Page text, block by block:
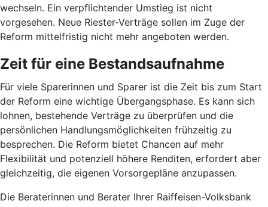
wechseln. Ein verpflichtender Umstieg ist nicht
vorgesehen. Neue Riester-Verträge sollen im Zuge der
Reform mittelfristig nicht mehr angeboten werden.
Zeit für eine Bestandsaufnahme
Für viele Sparerinnen und Sparer ist die Zeit bis zum Start
der Reform eine wichtige Übergangsphase. Es kann sich
lohnen, bestehende Verträge zu überprüfen und die
persönlichen Handlungsmöglichkeiten frühzeitig zu
besprechen. Die Reform bietet Chancen auf mehr
Flexibilität und potenziell höhere Renditen, erfordert aber
gleichzeitig, die eigenen Vorsorgepläne anzupassen.
Die Beraterinnen und Berater Ihrer Raiffeisen-Volksbank